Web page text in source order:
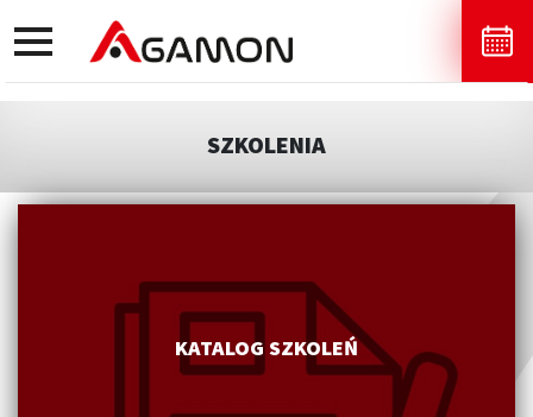
toggle
navigation
SZKOLENIA
KATALOG SZKOLEŃ